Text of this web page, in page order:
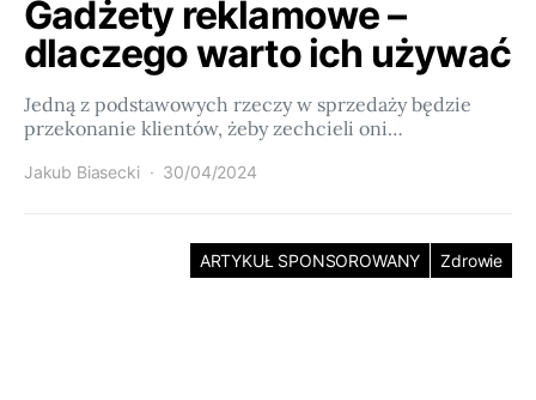
Gadżety reklamowe –
dlaczego warto ich używać
Jedną z podstawowych rzeczy w sprzedaży będzie
przekonanie klientów, żeby zechcieli oni…
Jakub Biasecki 30/04/2024
ARTYKUŁ SPONSOROWANY Zdrowie